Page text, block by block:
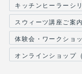
キッチンヒーラーシ
スウィーツ講座ご案内
体験会・ワークショ
オンラインショップ